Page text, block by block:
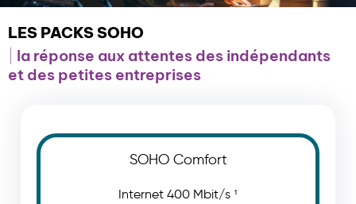
LES PACKS SOHO
la réponse aux attentes des indépendants
et des petites entreprises
SOHO Comfort
Internet 400 Mbit/s ¹